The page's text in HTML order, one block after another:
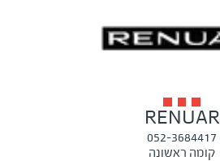
RENUAR
052-3684417
קומה ראשונה